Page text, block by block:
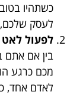
כשתהיו
לעסק
לפעול
בין אם אתם
מכם כרגע
לאדם אחד,